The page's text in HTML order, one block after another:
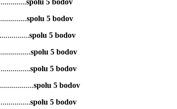
spolu 5 bodov
spolu 5 bodov
spolu 5 bodov
spolu 5 bodov
spolu 5 bodov
spolu 5 bodov